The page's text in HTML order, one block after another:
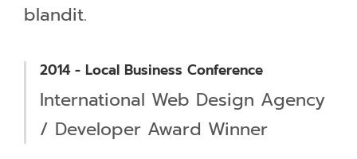
blandit.
2014 - Local Business Conference
International Web Design Agency
/ Developer Award Winner